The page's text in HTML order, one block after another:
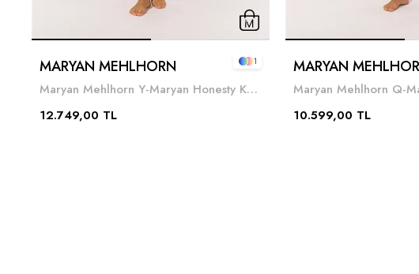
MARYAN MEHLHORN
Maryan Mehlhorn Y-Maryan Honesty Kadın Mayo Siyah
12.749,00 TL
1 MARYAN
10.599,00 TL